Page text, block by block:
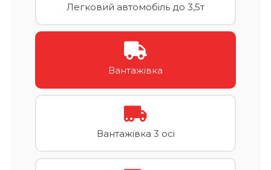
Легковий автомобіль до 3,5т
Вантажівка
Вантажівка 3 осі